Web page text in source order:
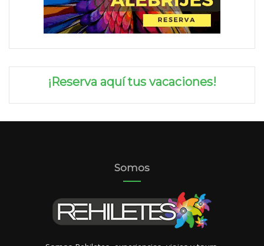
¡Reserva aquí tus vacaciones!
Somos